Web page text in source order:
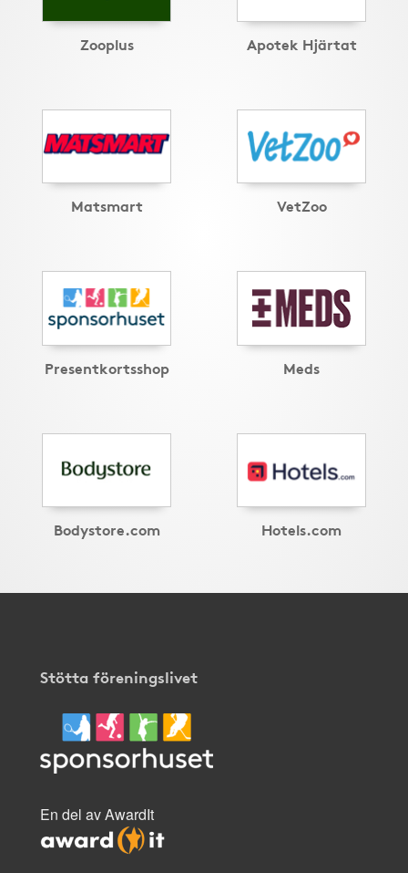
Zooplus Apotek Hjärtat
Matsmart VetZoo
Presentkortsshop Meds
Bodystore.com Hotels.com
Stötta föreningslivet
En del av AwardIt